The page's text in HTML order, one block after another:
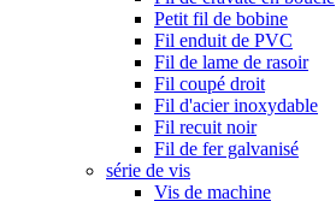
Petit fil de bobine
Fil enduit de PVC
Fil de lame de rasoir
Fil coupé droit
Fil d'acier inoxydable
Fil recuit noir
Fil de fer galvanisé
série de vis
Vis de machine